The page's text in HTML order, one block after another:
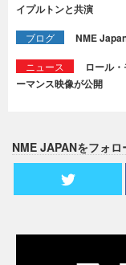
イプルトンと共演
ブログ NME
ニュース
ロール
ーマンス映像が公開
NME JAPANをフォロ